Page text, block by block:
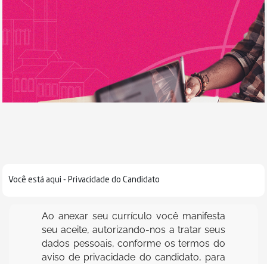
Você está aqui - Privacidade do Candidato
Ao anexar seu currículo você manifesta
seu aceite, autorizando-nos a tratar seus
dados pessoais, conforme os termos do
aviso de privacidade do candidato, para